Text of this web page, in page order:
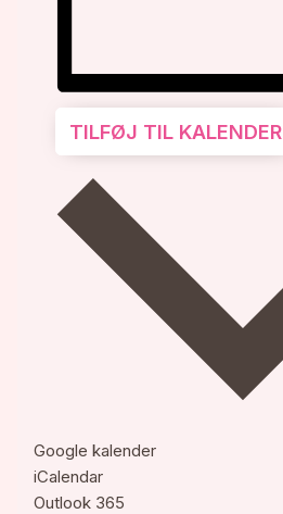
TILFØJ TIL KALENDER
Google kalender
iCalendar
Outlook 365